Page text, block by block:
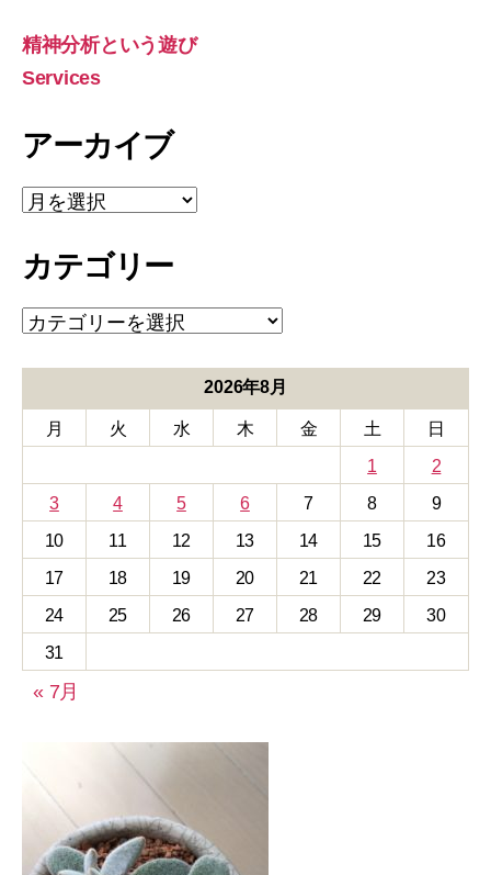
象:
精神分析という遊び
Services
アーカイブ
ア
ー
イ
カテゴリー
カ
テ
ー
2026年8月
月 火 水 木 金 土
日
1
2
3
4 5 6 7 8
9
10
11 12 13 14 15
16
17
18 19 20 21 22
23
24
25 26 27 28 29
30
31
« 7月